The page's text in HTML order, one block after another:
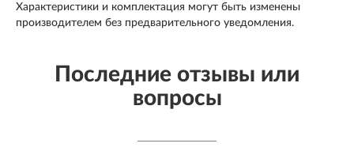
Характеристики и комплектация могут быть изменены
производителем без предварительного уведомления.
Последние отзывы или
вопросы